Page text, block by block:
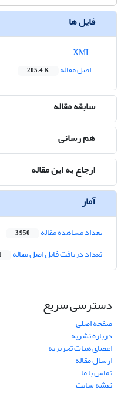
فایل ها
اصل مقاله
205.4 K
سابقه مقاله
هم رسانی
ارجاع به این مقاله
آمار
تعداد مشاهده مقاله 3,950
تعداد دریافت فایل اصل مقاله
دسترسی سریع
صفحه اصلی
درباره نشریه
اعضای هیات تحریریه
ارسال مقاله
تماس با ما
نقشه سایت